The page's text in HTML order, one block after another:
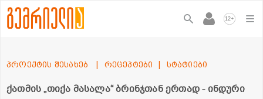
12+
პროექტის შესახებ რეცეპტები სტატიები
ქათმის „თიქა მასალა“ ბრინჯთან ერთად - ინდური